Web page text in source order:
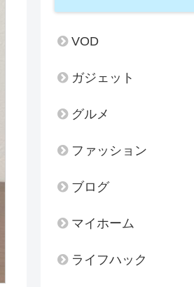
VOD
ガジェット
グルメ
ファッション
ブログ
マイホーム
ライフハック